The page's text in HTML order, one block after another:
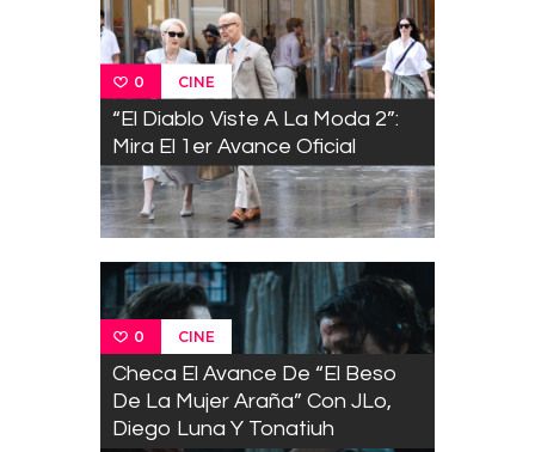
0 CINE
“El Diablo Viste A La Moda 2”:
Mira El 1er Avance Oficial
0 CINE
Checa El Avance De “El Beso
De La Mujer Araña” Con JLo,
Diego Luna Y Tonatiuh